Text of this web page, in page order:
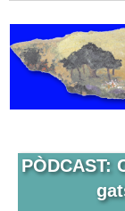
PÒDCAST: